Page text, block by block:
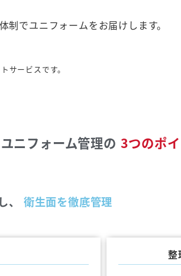
でユニフォームをお届けします。
サービスです。
ユニフォーム管理の 3つのポ
衛生面を徹底管理
整